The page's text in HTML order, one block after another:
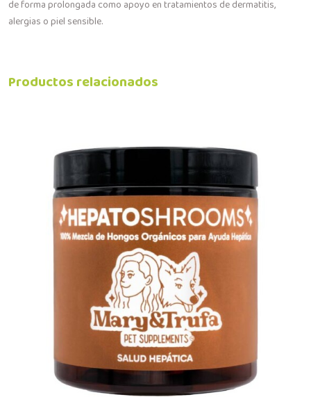
de forma prolongada como apoyo en tratamientos de dermatitis,
alergias o piel sensible.
Productos relacionados